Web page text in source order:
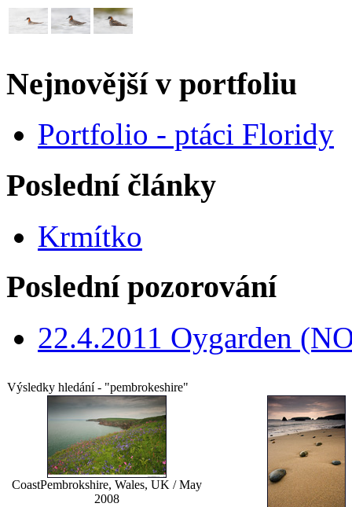
Nejnovější v portfoliu
Portfolio - ptáci Floridy
Poslední články
Krmítko
Poslední pozorování
22.4.2011 Oygarden
Výsledky hledání - "pembrokeshire"
CoastPembrokshire, Wales, UK / May
2008